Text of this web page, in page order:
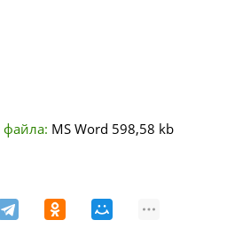
MS Word 598,58 kb